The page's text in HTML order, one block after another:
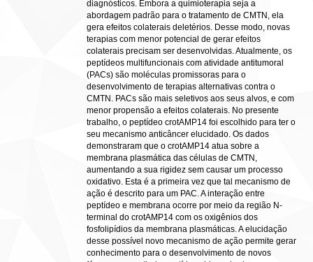
diagnósticos. Embora a quimioterapia seja a
abordagem padrão para o tratamento de CMTN, ela
gera efeitos colaterais deletérios. Desse modo, novas
terapias com menor potencial de gerar efeitos
colaterais precisam ser desenvolvidas. Atualmente, os
peptídeos multifuncionais com atividade antitumoral
(PACs) são moléculas promissoras para o
desenvolvimento de terapias alternativas contra o
CMTN. PACs são mais seletivos aos seus alvos, e com
menor propensão a efeitos colaterais. No presente
trabalho, o peptídeo crotAMP14 foi escolhido para ter o
seu mecanismo anticâncer elucidado. Os dados
demonstraram que o crotAMP14 atua sobre a
membrana plasmática das células de CMTN,
aumentando a sua rigidez sem causar um processo
oxidativo. Esta é a primeira vez que tal mecanismo de
ação é descrito para um PAC. A interação entre
peptídeo e membrana ocorre por meio da região N-
terminal do crotAMP14 com os oxigênios dos
fosfolipídios da membrana plasmáticas. A elucidação
desse possível novo mecanismo de ação permite gerar
conhecimento para o desenvolvimento de novos